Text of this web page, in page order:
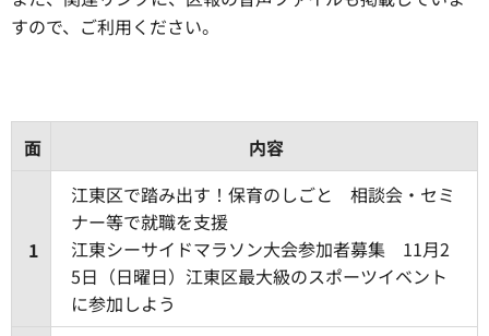
すので、ご利用ください。
面 内容
1
江東区で踏み出す！保育のしごと 相談会・セミ
ナー等で就職を支援
江東シーサイドマラソン大会参加者募集 11月2
5日（日曜日）江東区最大級のスポーツイベント
に参加しよう